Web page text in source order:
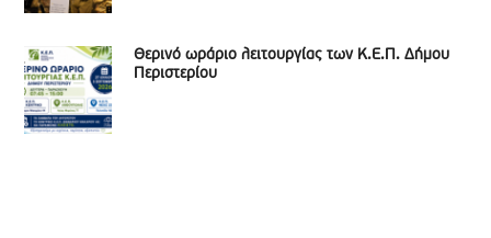
Θερινό ωράριο λειτουργίας των Κ.Ε.Π. Δήμου
Περιστερίου